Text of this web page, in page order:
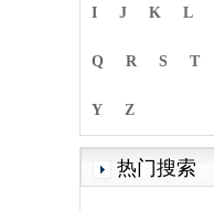
I J K L
Q R S T
Y Z
热门搜索